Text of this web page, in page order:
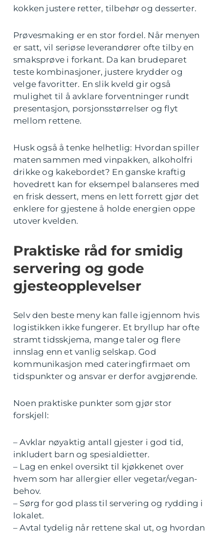
kokken justere retter, tilbehør og desserter.
Prøvesmaking er en stor fordel. Når menyen
er satt, vil seriøse leverandører ofte tilby en
smaksprøve i forkant. Da kan brudeparet
teste kombinasjoner, justere krydder og
velge favoritter. En slik kveld gir også
mulighet til å avklare forventninger rundt
presentasjon, porsjonsstørrelser og flyt
mellom rettene.
Husk også å tenke helhetlig: Hvordan spiller
maten sammen med vinpakken, alkoholfri
drikke og kakebordet? En ganske kraftig
hovedrett kan for eksempel balanseres med
en frisk dessert, mens en lett forrett gjør det
enklere for gjestene å holde energien oppe
utover kvelden.
Praktiske råd for smidig
servering og gode
gjesteopplevelser
Selv den beste meny kan falle igjennom hvis
logistikken ikke fungerer. Et bryllup har ofte
stramt tidsskjema, mange taler og flere
innslag enn et vanlig selskap. God
kommunikasjon med cateringfirmaet om
tidspunkter og ansvar er derfor avgjørende.
Noen praktiske punkter som gjør stor
forskjell:
– Avklar nøyaktig antall gjester i god tid,
inkludert barn og spesialdietter.
– Lag en enkel oversikt til kjøkkenet over
hvem som har allergier eller vegetar/vegan-
behov.
– Sørg for god plass til servering og rydding i
lokalet.
– Avtal tydelig når rettene skal ut, og hvordan